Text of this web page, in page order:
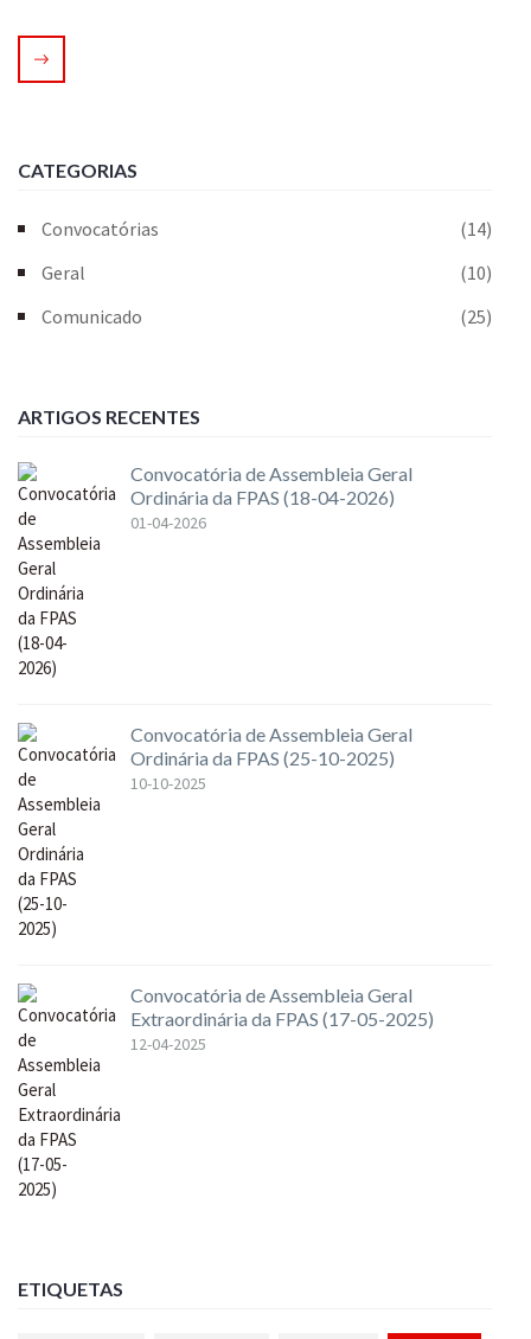
CATEGORIAS
Convocatórias
(14)
Geral
(10)
Comunicado
(25)
ARTIGOS RECENTES
Convocatória de Assembleia Geral
Ordinária da FPAS (18-04-2026)
01-04-2026
Convocatória de Assembleia Geral
Ordinária da FPAS (25-10-2025)
10-10-2025
Convocatória de Assembleia Geral
Extraordinária da FPAS (17-05-2025)
12-04-2025
ETIQUETAS